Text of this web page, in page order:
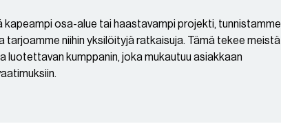
kapeampi osa-alue tai haastavampi projekti, tunnistamme
tarjoamme niihin yksilöityjä ratkaisuja. Tämä tekee meistä
luotettavan kumppanin, joka mukautuu asiakkaan